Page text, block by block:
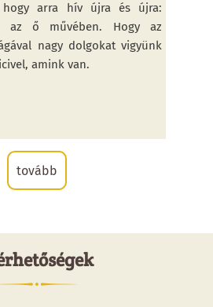
hogy arra hív újra és újra:
az ő művében. Hogy az
nagy dolgokat vigyünk
amink van.
tovább